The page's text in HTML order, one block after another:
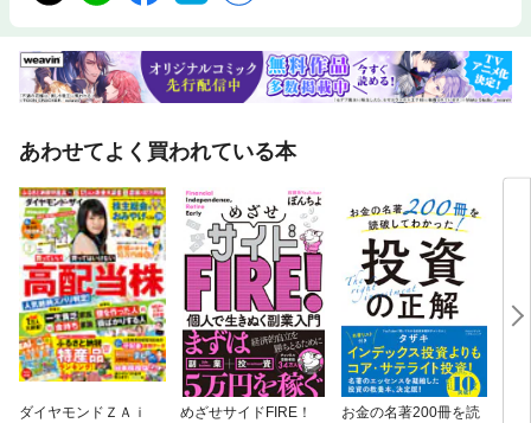
あわせてよく買われている本
ダイヤモンドＺＡｉ
めざせサイドFIRE！
お金の名著200冊を読